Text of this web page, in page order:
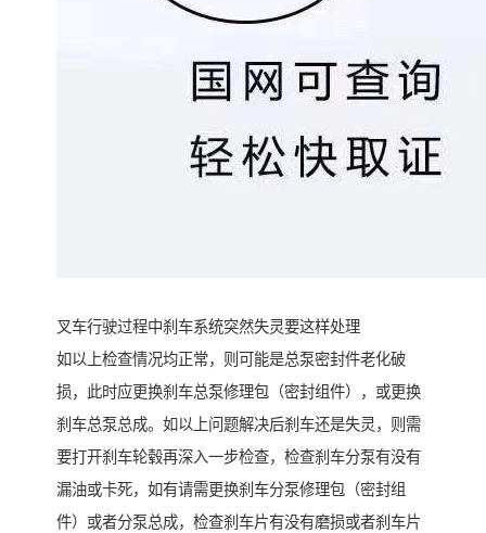
叉车行驶过程中刹车系统突然失灵要这样处理
如以上检查情况均正常，则可能是总泵密封件老化破
损，此时应更换刹车总泵修理包（密封组件），或更换
刹车总泵总成。如以上问题解决后刹车还是失灵，则需
要打开刹车轮毂再深入一步检查，检查刹车分泵有没有
漏油或卡死，如有请需更换刹车分泵修理包（密封组
件）或者分泵总成，检查刹车片有没有磨损或者刹车片